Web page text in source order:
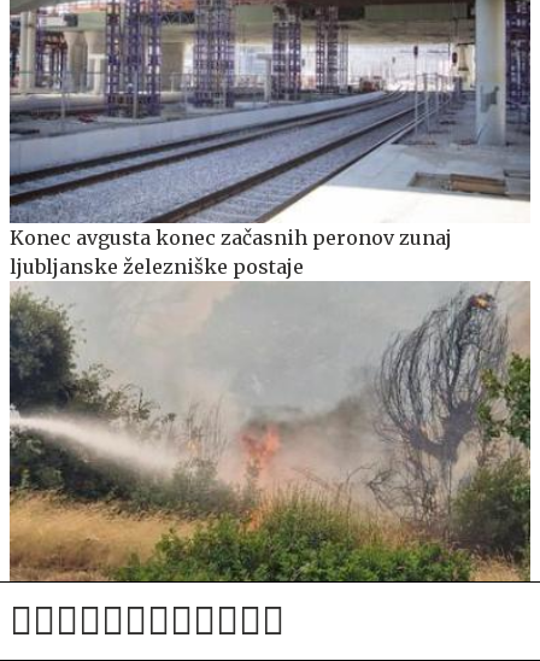
Konec avgusta konec začasnih peronov zunaj
ljubljanske železniške postaje
Policisti razkrili povzročitelja štirih požarov: za